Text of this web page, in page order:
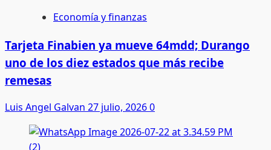
Economía y finanzas
Tarjeta Finabien ya mueve 64mdd; Durango
uno de los diez estados que más recibe
remesas
Luis Angel Galvan 27 julio, 20260